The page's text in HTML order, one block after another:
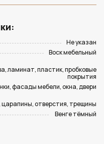
Не указан
Воск мебельный
ламинат, пластик, пробковые
покрытия
фасады мебели, окна, двери
отверстия, трещины
Венге тёмный